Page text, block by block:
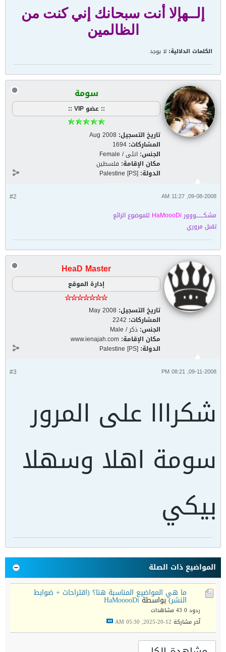
إلــهإلا أنت سبحانك إني كنت من
الظالمين
الكلمات الدلالية: لا يوجد
سومة
:: عضو VIP ::
تاريخ التسجيل: Aug 2008
المشاركات: 1694
الجنس: انثى / Female
مكان الإقامة: فلسطين
الدولة: Palestine [PS]
#2 09-08-2008, 11:27 AM
مشكـــــــووور HaMoooDi للموضوع الرائع
تقبل مروري
HeaD Master
إدارة الموقع
تاريخ التسجيل: May 2008
المشاركات: 2242
الجنس: ذكر / Male
مكان الإقامة: www.ienajah.com
الدولة: Palestine [PS]
#3 09-11-2008, 08:21 PM
شكرااا على المرور
سومة اهلا وسهلا
بيكي
المواضيع ذات الصلة
ما هي المواضيع المناسبة هنا؟ (اقتراحات + ضوابط
النشر) بواسطةHaMooooDi
ردود 0
43 مشاهدات
آخر مشاركة 12-20-2025, 05:30 AM